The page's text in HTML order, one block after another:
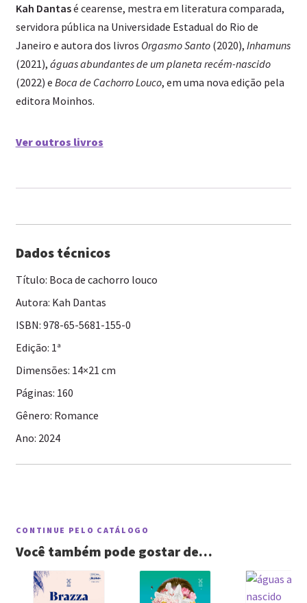
Kah Dantasé cearense, mestra em literatura comparada,
servidora pública na Universidade Estadual do Rio de
Janeiro e autora dos livros Orgasmo Santo(2020), Inhamuns
(2021), águas abundantes de um planeta recém-nascido
(2022) e Boca de Cachorro Louco, em uma nova edição pela
editora Moinhos.
Ver outros livros
Dados técnicos
Título: Boca de cachorro louco
Autora: Kah Dantas
ISBN: 978-65-5681-155-0
Edição: 1ª
Dimensões: 14×21 cm
Páginas: 160
Gênero: Romance
Ano: 2024
CONTINUE PELO CATÁLOGO
Você também pode gostar de…